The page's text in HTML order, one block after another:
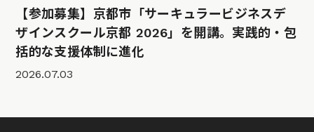
【参加募集】京都市「サーキュラービジネスデ
ザインスクール京都 2026」を開講。実践的・包
括的な支援体制に進化
2026.07.03